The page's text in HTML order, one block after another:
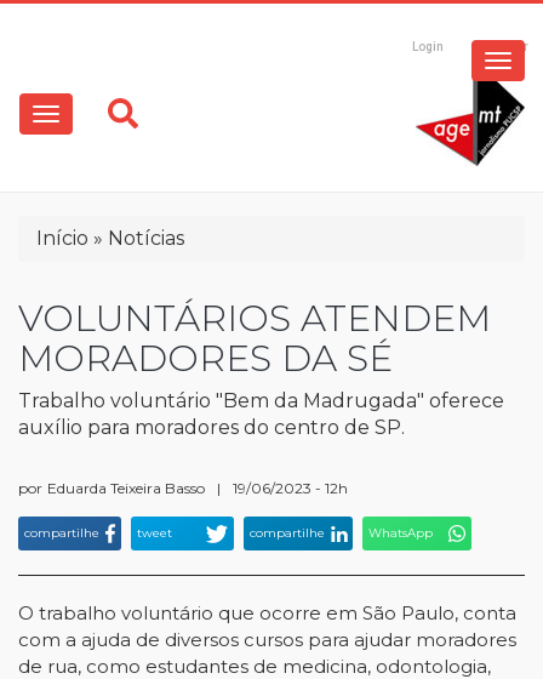
conteúdo
principal
Login Registrar
Main
navigation
Trilha
navegação
Início Notícias
VOLUNTÁRIOS ATENDEM
MORADORES DA SÉ
Trabalho voluntário "Bem da Madrugada" oferece
auxílio para moradores do centro de SP.
por Eduarda Teixeira Basso | 19/06/2023 - 12h
compartilhe tweet compartilhe WhatsApp
O trabalho voluntário que ocorre em São Paulo, conta
com a ajuda de diversos cursos para ajudar moradores
de rua, como estudantes de medicina, odontologia,